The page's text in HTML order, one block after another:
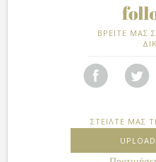
ΒΡΕΙΤΕ ΜΑΣ
ΣΤΕΙΛΤΕ ΜΑΣ